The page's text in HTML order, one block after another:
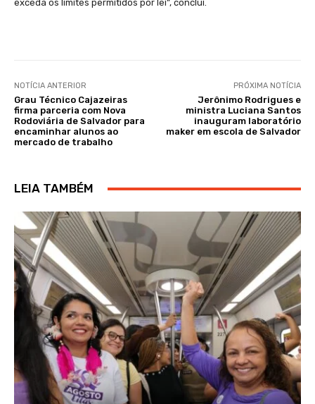
exceda os limites permitidos por lei”, conclui.
NOTÍCIA ANTERIOR
Grau Técnico Cajazeiras
firma parceria com Nova
Rodoviária de Salvador para
encaminhar alunos ao
mercado de trabalho
PRÓXIMA NOTÍCIA
Jerônimo Rodrigues e
ministra Luciana Santos
inauguram laboratório
maker em escola de Salvador
LEIA TAMBÉM